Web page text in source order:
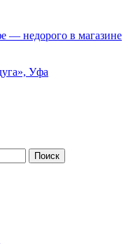
— недорого в магазине
Уфа